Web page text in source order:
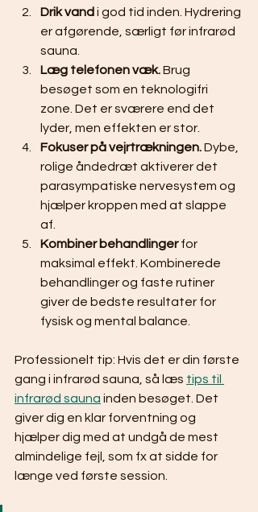
Drik vand i god tid inden. Hydrering
er afgørende, særligt før infrarød
sauna.
Læg telefonen væk. Brug
besøget som en teknologifri
zone. Det er sværere end det
lyder, men effekten er stor.
Fokuser på vejrtrækningen. Dybe,
rolige åndedræt aktiverer det
parasympatiske nervesystem og
hjælper kroppen med at slappe
af.
Kombiner behandlinger for
maksimal effekt. Kombinerede
behandlinger og faste rutiner
giver de bedste resultater for
fysisk og mental balance.
Professionelt tip: Hvis det er din første
gang i infrarød sauna, så læs tips til
infrarød sauna inden besøget. Det
giver dig en klar forventning og
hjælper dig med at undgå de mest
almindelige fejl, som fx at sidde for
længe ved første session.